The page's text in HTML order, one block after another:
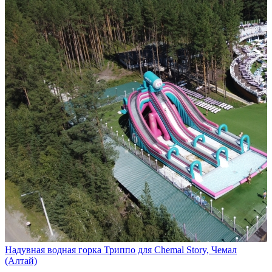
Надувная водная горка Триппо для Chemal Story, Чемал
(Алтай)